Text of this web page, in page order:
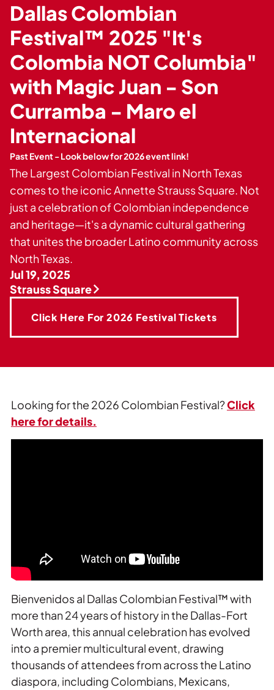
Tours
Dallas Colombian
Festival™ 2025 "It's
Colombia NOT Columbia"
with Magic Juan - Son
Curramba - Maro el
Internacional
Past Event - Look below for 2026 event link!
The Largest Colombian Festival in North Texas
comes to the iconic Annette Strauss Square. Not
just a celebration of Colombian independence
and heritage—it's a dynamic cultural gathering
that unites the broader Latino community across
North Texas.
Jul 19, 2025
Strauss Square
Click Here For 2026 Festival Tickets
Looking for the 2026 Colombian Festival?Click
here for details.
Bienvenidos al Dallas Colombian Festival™ with
more than 24 years of history in the Dallas-Fort
Worth area, this annual celebration has evolved
into a premier multicultural event, drawing
thousands of attendees from across the Latino
diaspora, including Colombians, Mexicans,